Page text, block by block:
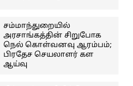
சம்மாந்துறையில்
அரசாங்கத்தின் சிறுபோக
நெல் கொள்வனவு ஆரம்பம்;
பிரதேச செயலாளர் கள
ஆய்வு